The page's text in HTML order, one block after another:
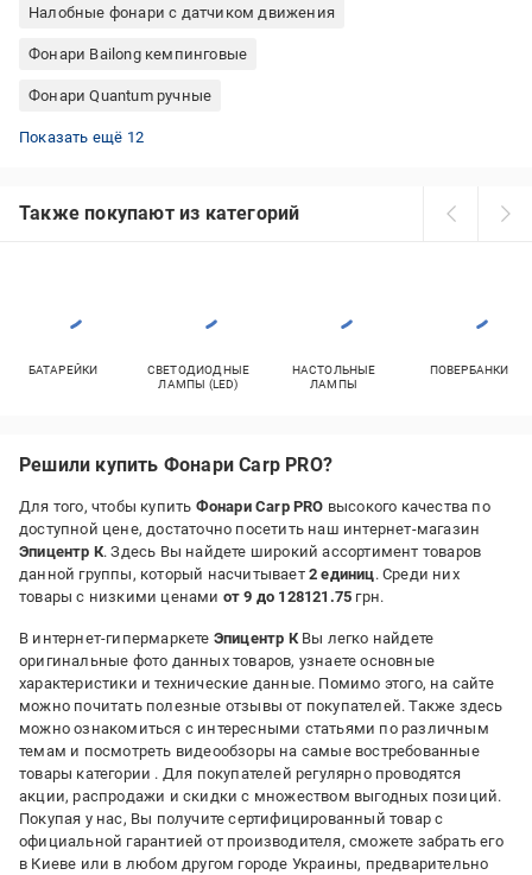
Налобные фонари с датчиком движения
Фонари Bailong кемпинговые
Фонари Quantum ручные
Фонари Expert велосипедные
Фонари Fenix ручные
Фонари Arcas ручные
Фонари Fenix налобные
Налобные фонари Petzl
Налобные фонари с красным светом
Фонари Petzl ручные
Фонари Videx налобные
Фонари Bailong налобные
Фонари MaxxPro велосипедные
Фонари Led Lenser ручные
Фонари KLS велосипедные
Показать ещё 12
Также покупают из категорий
БАТАРЕЙКИ
СВЕТОДИОДНЫЕ
ЛАМПЫ (LED)
НАСТОЛЬНЫЕ
ЛАМПЫ
ПОВЕРБАНКИ
Решили купить Фонари Carp PRO?
Для того, чтобы купить Фонари Carp PRO высокого качества по
доступной цене, достаточно посетить наш интернет-магазин
Эпицентр К. Здесь Вы найдете широкий ассортимент товаров
данной группы, который насчитывает 2 единиц. Среди них
товары с низкими ценами от 9 до 128121.75 грн.
В интернет-гипермаркете Эпицентр КВы легко найдете
оригинальные фото данных товаров, узнаете основные
характеристики и технические данные. Помимо этого, на сайте
можно почитать полезные отзывы от покупателей. Также здесь
можно ознакомиться с интересными статьями по различным
темам и посмотреть видеообзоры на самые востребованные
товары категории . Для покупателей регулярно проводятся
акции, распродажи и скидки с множеством выгодных позиций.
Покупая у нас, Вы получите сертифицированный товар с
официальной гарантией от производителя, сможете забрать его
в Киеве или в любом другом городе Украины, предварительно